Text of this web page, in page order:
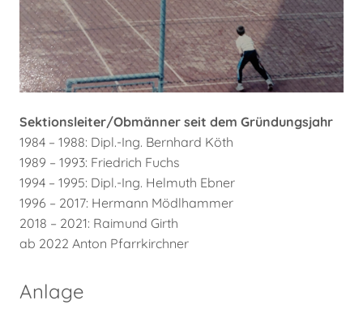
Sektionsleiter/Obmänner seit dem Gründungsjahr
1984 – 1988: Dipl.-Ing. Bernhard Köth
1989 – 1993: Friedrich Fuchs
1994 – 1995: Dipl.-Ing. Helmuth Ebner
1996 – 2017: Hermann Mödlhammer
2018 – 2021: Raimund Girth
ab 2022 Anton Pfarrkirchner
Anlage